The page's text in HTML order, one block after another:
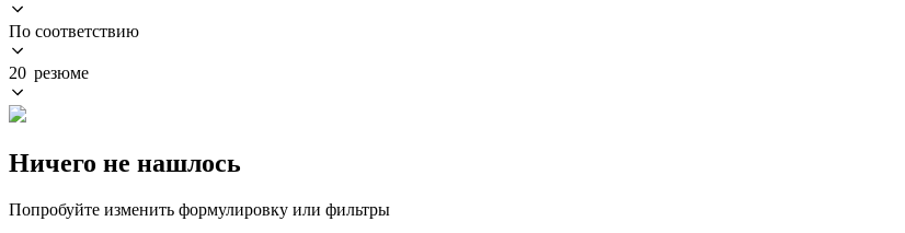
По соответствию
20 резюме
Ничего не нашлось
Попробуйте изменить формулировку или фильтры